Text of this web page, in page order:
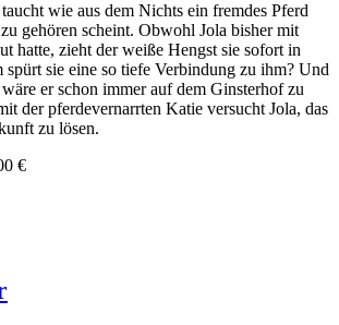
wie aus dem Nichts ein fremdes Pferd
gehören scheint. Obwohl Jola bisher mit
hatte, zieht der weiße Hengst sie sofort in
spürt sie eine so tiefe Verbindung zu ihm? Und
er schon immer auf dem Ginsterhof zu
der pferdevernarrten Katie versucht Jola, das
zu lösen.
€